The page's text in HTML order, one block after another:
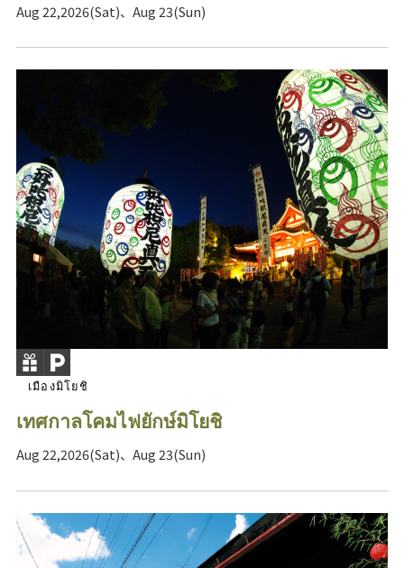
Aug 22,2026(Sat)、Aug 23(Sun)
เมืองมิโยชิ
เทศกาลโคมไฟยักษ์มิโยชิ
Aug 22,2026(Sat)、Aug 23(Sun)